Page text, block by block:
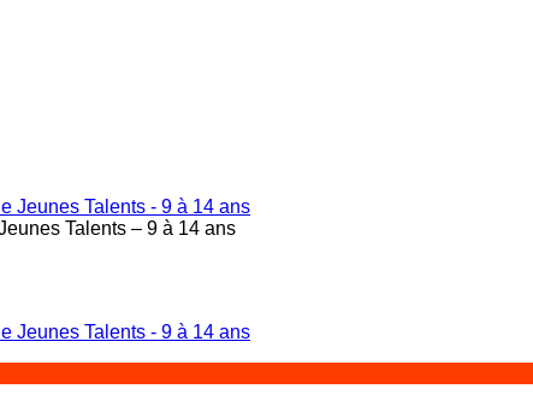
Talents – 9 à 14 ans